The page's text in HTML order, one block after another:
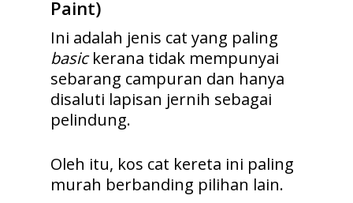
Paint)
Ini adalah jenis cat yang paling
basickerana tidak mempunyai
sebarang campuran dan hanya
disaluti lapisan jernih sebagai
pelindung.
Oleh itu, kos cat kereta ini paling
murah berbanding pilihan lain.